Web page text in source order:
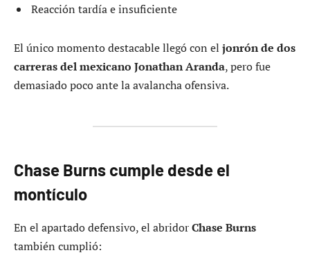
Reacción tardía e insuficiente
El único momento destacable llegó con el jonrón de dos
carreras del mexicano Jonathan Aranda, pero fue
demasiado poco ante la avalancha ofensiva.
Chase Burns cumple desde el
montículo
En el apartado defensivo, el abridorChase Burns
también cumplió: